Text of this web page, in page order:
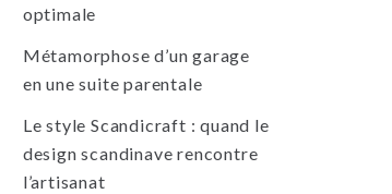
optimale
Métamorphose d’un garage
en une suite parentale
Le style Scandicraft : quand le
design scandinave rencontre
l’artisanat